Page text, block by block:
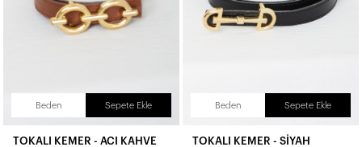
Beden Sepete Ekle
TOKALI KEMER - ACI KAHVE
Beden Sepete Ekle
TOKALI KEMER - SİYAH